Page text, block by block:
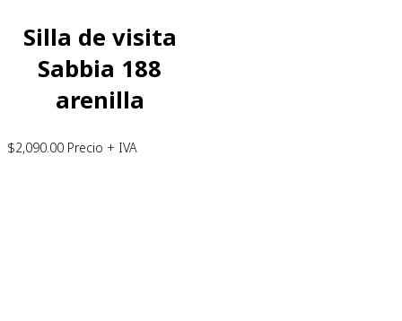
Silla de visita
Sabbia 188
arenilla
$2,090.00 Precio + IVA